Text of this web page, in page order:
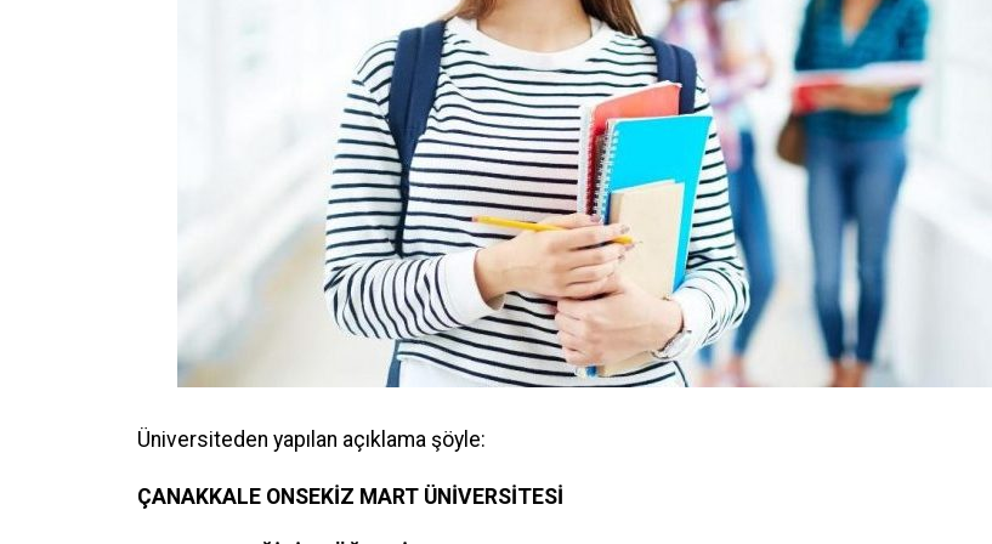
Öğrencinin yerleştiği yıldaki LYS ve ÖSYS Sonuç Belgesi (İnternet çıktısı)
ÖSYM Yerleştirme Belgesi. (İnternet çıktısı)
DGS ile yerleşen öğrencilerin DGS Sonuç belgesi ve DGS Yerleştirme belgesi.(internet çıktısı
Kayıtlı olduğu Üniversiteye ait öğrenci belgesi (son 6 ay içerisinde alınmış olması ve öğrenci
belgesinde
Kayıt Türü bilgisi yok ise eğitim görmekte olduğu üniversiteden Merkezi
Yerleştirme Puanına Göre Yatay Geçiş Yapmadığına dair belge.)
Öğrencinin kayıtlı olduğu Yükseköğretim Kurumundan disiplin cezası almadığını gösterir belge. .
Üniversiteden yapılan açıklama şöyle:
ÇANAKKALE ONSEKİZ MART ÜNİVERSİTESİ